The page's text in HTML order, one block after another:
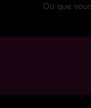
Où que